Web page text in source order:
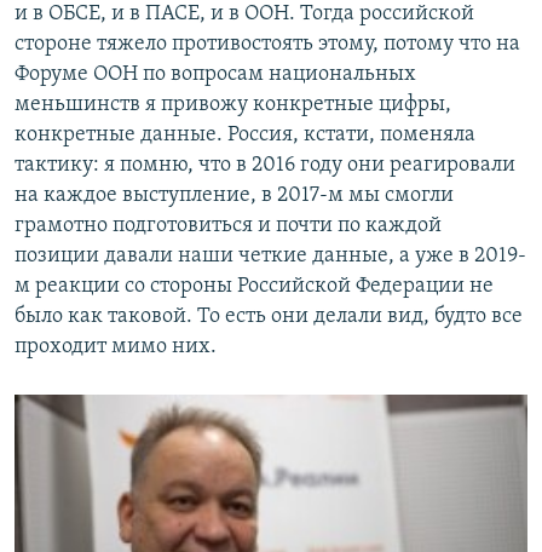
и в ОБСЕ, и в ПАСЕ, и в ООН. Тогда российской
стороне тяжело противостоять этому, потому что на
Форуме ООН по вопросам национальных
меньшинств я привожу конкретные цифры,
конкретные данные. Россия, кстати, поменяла
тактику: я помню, что в 2016 году они реагировали
на каждое выступление, в 2017-м мы смогли
грамотно подготовиться и почти по каждой
позиции давали наши четкие данные, а уже в 2019-
м реакции со стороны Российской Федерации не
было как таковой. То есть они делали вид, будто все
проходит мимо них.